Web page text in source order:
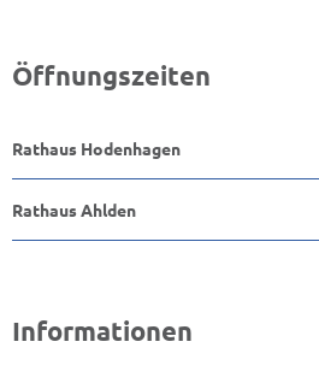
Öffnungszeiten
Rathaus Hodenhagen
Rathaus Ahlden
Informationen